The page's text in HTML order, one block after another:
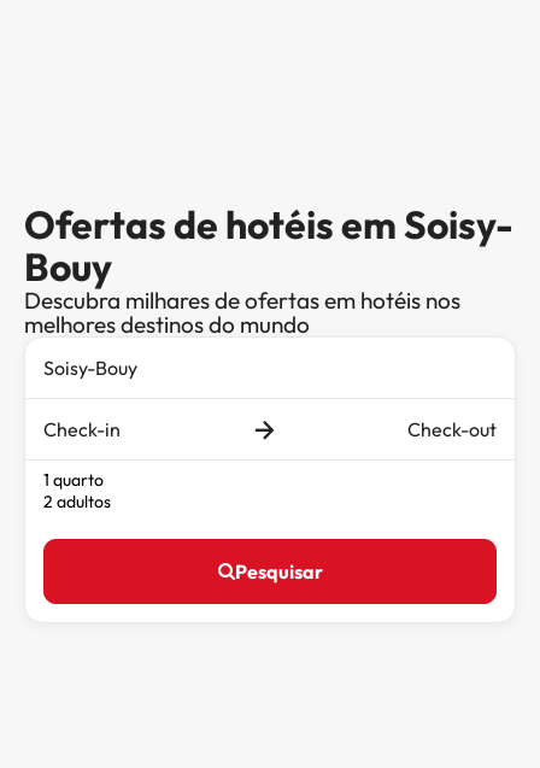
Ofertas de hotéis em Soisy-
Bouy
Descubra milhares de ofertas em hotéis nos
melhores destinos do mundo
Check-in Check-out
1 quarto
2 adultos
Pesquisar